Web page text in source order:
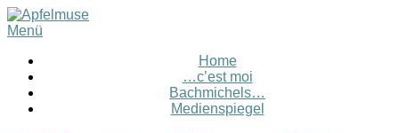
Menü
Home
…c’est moi
Bachmichels…
Medienspiegel